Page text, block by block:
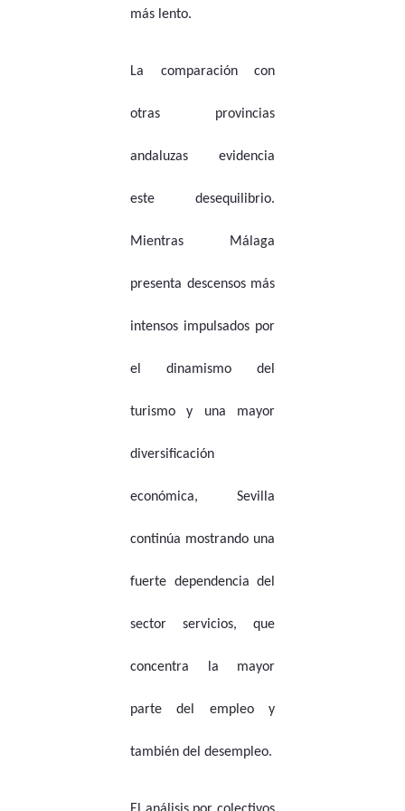
más lento.
La comparación con
otras provincias
andaluzas evidencia
este desequilibrio.
Mientras Málaga
presenta descensos más
intensos impulsados por
el dinamismo del
turismo y una mayor
diversificación
económica, Sevilla
continúa mostrando una
fuerte dependencia del
sector servicios, que
concentra la mayor
parte del empleo y
también del desempleo.